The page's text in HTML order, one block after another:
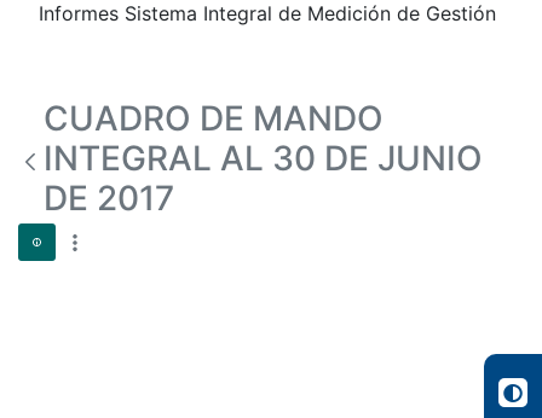
Informes Sistema Integral de Medición de Gestión
CUADRO DE MANDO
INTEGRAL AL 30 DE JUNIO
DE 2017